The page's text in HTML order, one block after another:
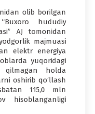
olib borilgan
hududiy
AJ tomonidan
majmuasi
elektr energiya
yuqoridagi
holda
oshirib qo‘llash
115,0 mln
hisoblanganligi